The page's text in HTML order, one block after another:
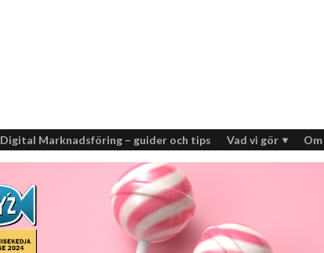
Digital Marknadsföring – guider och tips Vad vi gör